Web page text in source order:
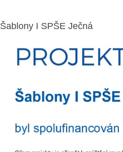
Šablony I SPŠE Ječná